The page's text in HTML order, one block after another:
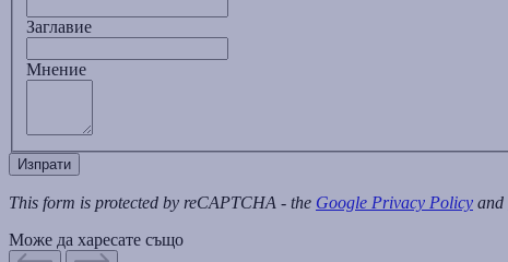
Заглавиe
Мнение
Изпрати
This form is protected by reCAPTCHA - the Google Privacy Policy and
Може да харесате също